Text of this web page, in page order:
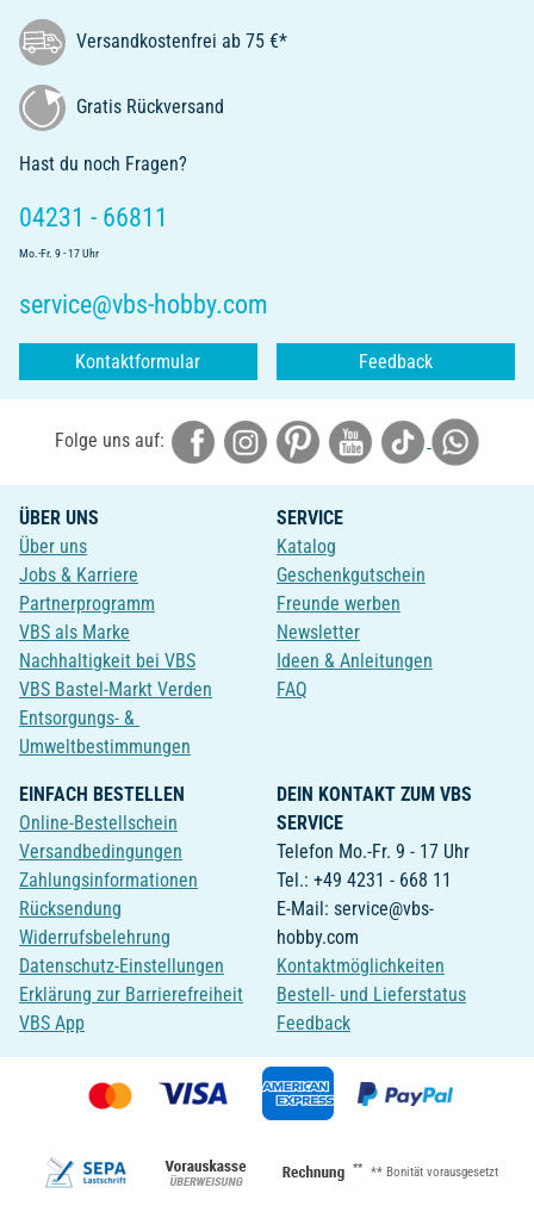
Versandkostenfrei ab 75 €*
Gratis Rückversand
Hast du noch Fragen?
04231 - 66811
Mo.-Fr. 9 - 17 Uhr
service@vbs-hobby.com
Kontaktformular Feedback
Folge uns auf:
ÜBER UNS
Über uns
Jobs & Karriere
Partnerprogramm
VBS als Marke
Nachhaltigkeit bei VBS
VBS Bastel-Markt Verden
Entsorgungs- &
Umweltbestimmungen
SERVICE
Katalog
Geschenkgutschein
Freunde werben
Newsletter
Ideen & Anleitungen
FAQ
EINFACH BESTELLEN
Online-Bestellschein
Versandbedingungen
Zahlungsinformationen
Rücksendung
Widerrufsbelehrung
Datenschutz-Einstellungen
Erklärung zur Barrierefreiheit
VBS App
DEIN KONTAKT ZUM VBS
SERVICE
Telefon Mo.-Fr. 9 - 17 Uhr
Tel.: +49 4231 - 668 11
E-Mail: service@vbs-
hobby.com
Kontaktmöglichkeiten
Bestell- und Lieferstatus
Feedback
** ** Bonität vorausgesetzt